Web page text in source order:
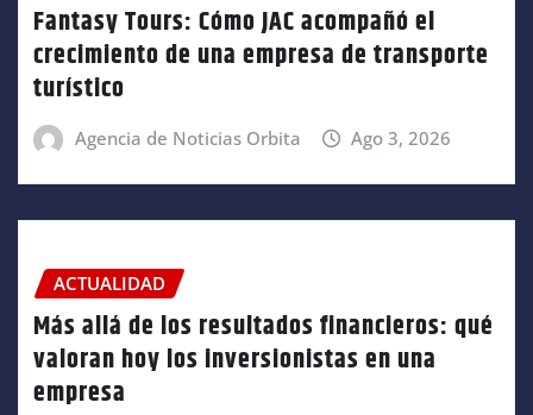
Fantasy Tours: Cómo JAC acompañó el
crecimiento de una empresa de transporte
turístico
Agencia de Noticias Orbita Ago 3, 2026
ACTUALIDAD
Más allá de los resultados financieros: qué
valoran hoy los inversionistas en una
empresa